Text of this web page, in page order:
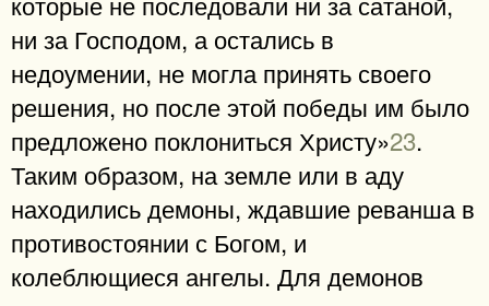
ни за Господом, а остались в
недоумении, не могла принять своего
решения, но после этой победы им было
предложено поклониться Христу»23.
Таким образом, на земле или в аду
находились демоны, ждавшие реванша в
противостоянии с Богом, и
колеблющиеся ангелы. Для демонов